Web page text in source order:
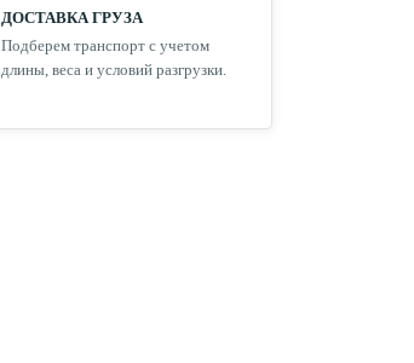
ДОСТАВКА ГРУЗА
Подберем транспорт с учетом
длины, веса и условий разгрузки.